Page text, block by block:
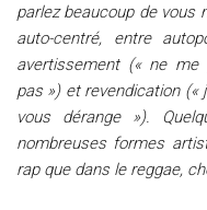
parlez beaucoup de vous
auto-centré, entre
avertissement (« ne
pas ») et revendication
vous dérange »).
nombreuses formes
rap que dans le reggae,